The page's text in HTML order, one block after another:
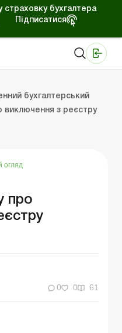
страховку бухгалтера
Підписатися
бухгалтерський
виключення з реєстру
огляд
про
0 0 61